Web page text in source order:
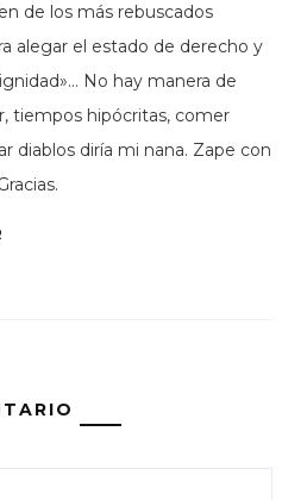
de los más rebuscados
alegar el estado de derecho y
No hay manera de
tiempos hipócritas, comer
diablos diría mi nana. Zape con